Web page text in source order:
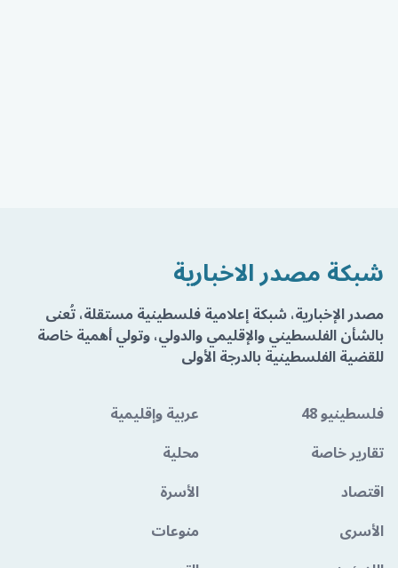
شبكة مصدر الاخبارية
مصدر الإخبارية، شبكة إعلامية فلسطينية مستقلة، تُعنى
بالشأن الفلسطيني والإقليمي والدولي، وتولي أهمية خاصة
للقضية الفلسطينية بالدرجة الأولى
فلسطينيو 48
عربية وإقليمية
تقارير خاصة
محلية
اقتصاد
الأسرة
الأسرى
منوعات